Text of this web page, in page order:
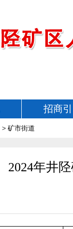
招商
> 矿市街道
2024年井